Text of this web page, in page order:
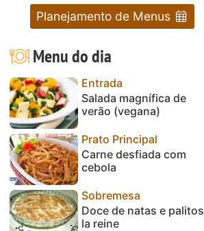
Planejamento de Menus
Menu do dia
Entrada
Salada magnífica de
verão (vegana)
Prato Principal
Carne desfiada com
cebola
Sobremesa
Doce de natas e palitos
la reine